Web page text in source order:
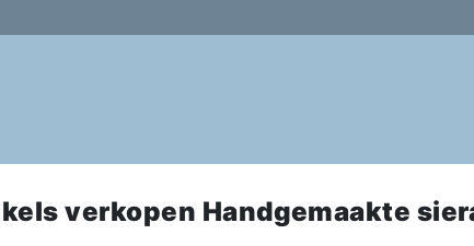
verkopen Handgemaakte